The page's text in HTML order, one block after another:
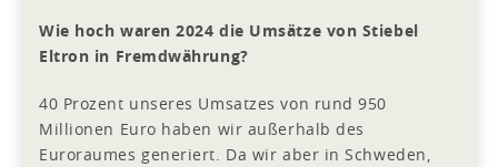
Wie hoch waren 2024 die Umsätze von Stiebel
Eltron in Fremdwährung?
40 Prozent unseres Umsatzes von rund 950
Millionen Euro haben wir außerhalb des
Euroraumes generiert. Da wir aber in Schweden,